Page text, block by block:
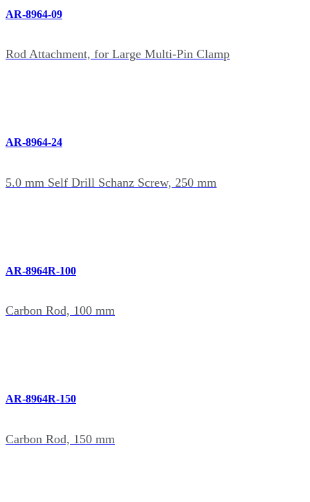
AR-8964-09
Rod Attachment, for Large Multi-Pin Clamp
AR-8964-24
5.0 mm Self Drill Schanz Screw, 250 mm
AR-8964R-100
Carbon Rod, 100 mm
AR-8964R-150
Carbon Rod, 150 mm